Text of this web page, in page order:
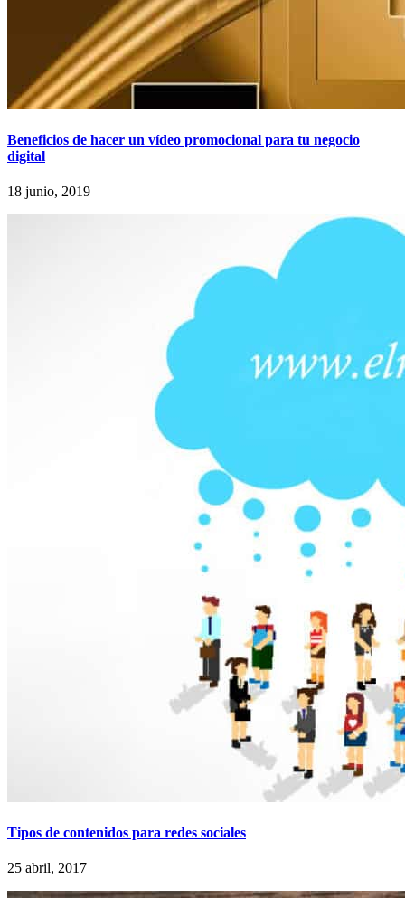
Beneficios de hacer un vídeo promocional para tu negocio
digital
18 junio, 2019
Tipos de contenidos para redes sociales
25 abril, 2017